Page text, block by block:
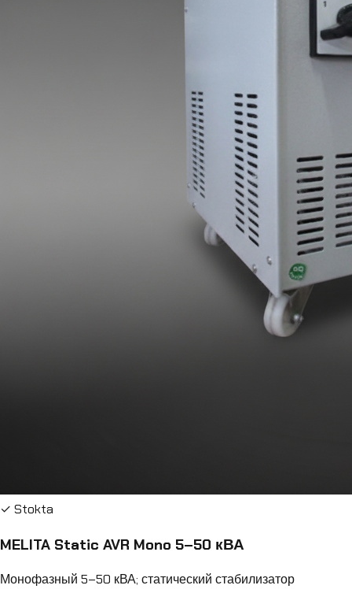
✓ Stokta
MELITA Static AVR Mono 5–50 кВА
Монофазный 5–50 кВА; статический стабилизатор